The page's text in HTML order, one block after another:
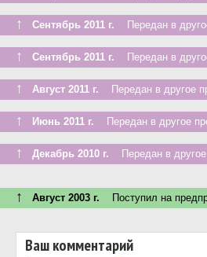
↑ Сентябрь 2011 г. Передан в
↑ Сентябрь 2011 г. Передан в
↑ Август 2011 г. Передан в другое
↑ Июнь 2011 г. Передан в другое
↑ Декабрь 2010 г. Передан в другое
↑ Август 2003 г. Поступил на
Ваш комментарий